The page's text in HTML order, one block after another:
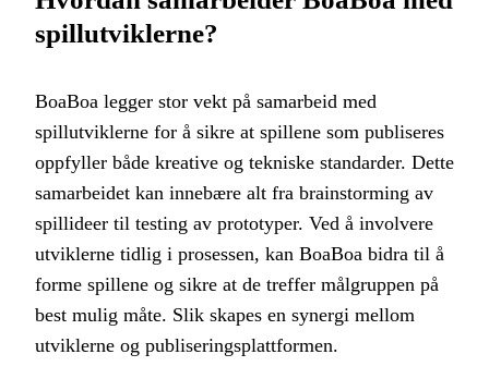
spillutviklerne?
BoaBoa legger stor vekt på samarbeid med
spillutviklerne for å sikre at spillene som publiseres
oppfyller både kreative og tekniske standarder. Dette
samarbeidet kan innebære alt fra brainstorming av
spillideer til testing av prototyper. Ved å involvere
utviklerne tidlig i prosessen, kan BoaBoa bidra til å
forme spillene og sikre at de treffer målgruppen på
best mulig måte. Slik skapes en synergi mellom
utviklerne og publiseringsplattformen.